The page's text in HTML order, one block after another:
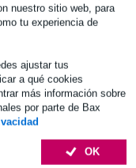
nuestro sitio web, para
tu experiencia de
ajustar tus
a qué cookies
más información sobre
por parte de Bax
OK